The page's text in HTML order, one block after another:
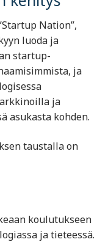
Nation”,
luoda ja
startup-
ja
ja
asukasta kohden.
taustalla on
koulutukseen
ja tieteessä.